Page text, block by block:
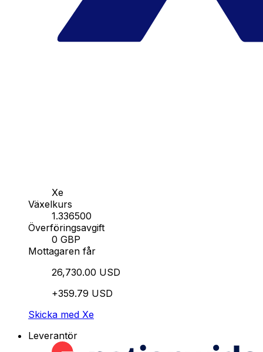
Xe
Växelkurs
1.336500
Överföringsavgift
0 GBP
Mottagaren får
26,730.00 USD
+359.79 USD
Skicka med Xe
Leverantör